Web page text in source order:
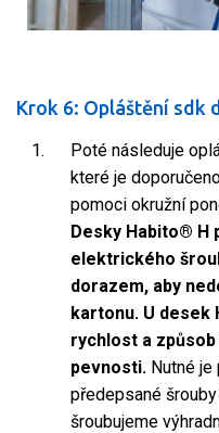
Krok 6: Opláštění sdk
Poté následuje
které je
pomoci okružní
Desky Habito® H
elektrického
dorazem, aby
kartonu. U desek
rychlost a
pevnosti. Nutné
předepsané
šroubujeme